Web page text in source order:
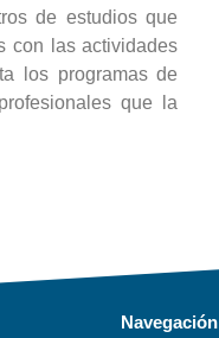
de estudios que
con las actividades
los programas de
que la
Navegación